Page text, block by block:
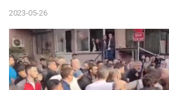
2023-05-26